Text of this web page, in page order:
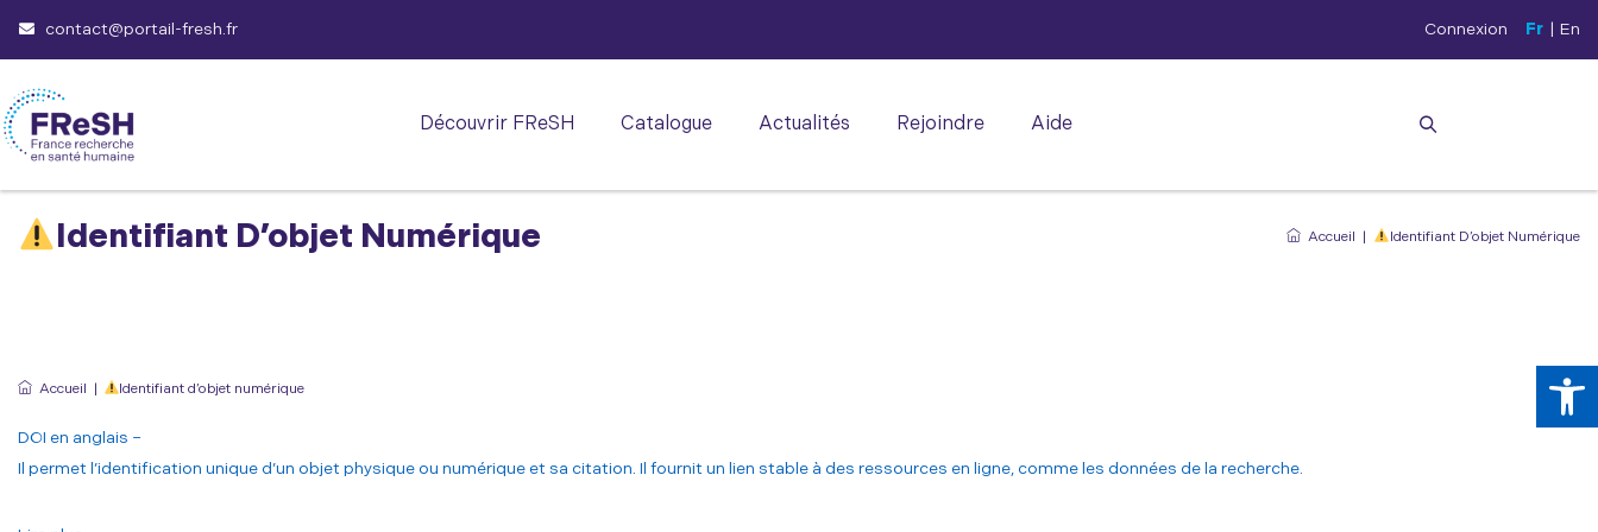
contact@portail-fresh.fr Connexion Fr | En
Découvrir FReSH Catalogue Actualités Rejoindre Aide
Identifiant D’objet Numérique Accueil | Identifiant D’objet Numérique
Accueil | Identifiant d’objet numérique
DOI en anglais –
Il permet l’identification unique d’un objet physique ou numérique et sa citation. Il fournit un lien stable à des ressources en ligne, comme les données de la recherche.